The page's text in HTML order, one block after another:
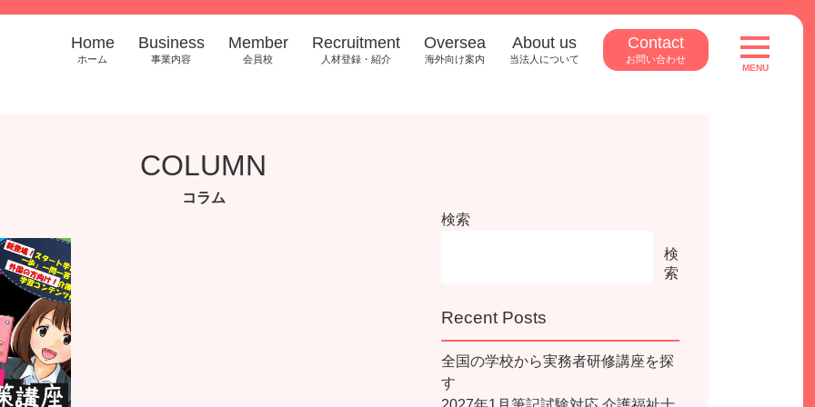
Home
ホーム
Business
事業内容
Member
会員校
Recruitment
人材登録・紹介
Oversea
海外向け案内
About us
当法人について
Contact
お問い合わせ
toggle
MENU
COLUMN
コラム
検索
検
索
Recent Posts
全国の学校から実務者研修講座を探
す